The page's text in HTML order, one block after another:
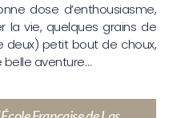
dose d’enthousiasme,
la vie, quelques grains de
deux) petit bout de choux,
aventure…